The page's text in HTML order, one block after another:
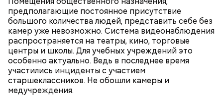
предполагающие постоянное присутствие
большого количества людей, представить себе без
камер уже невозможно. Система видеонаблюдения
распространяется на театры, кино, торговые
центры и школы. Для учебных учреждений это
особенно актуально. Ведь в последнее время
участились инциденты с участием
старшеклассников. Не обошли камеры и
медучреждения.
Mom, look what a snow woman I've made up!
Мам, смотри какую я снежную бабу
слепил!#levabulldog #winter #snow #inmsk